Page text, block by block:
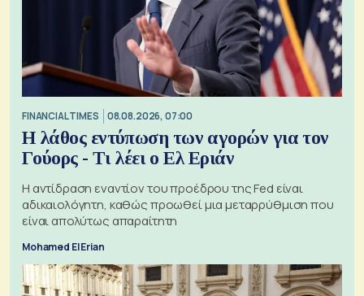
FINANCIAL TIMES 08.08.2026, 07:00
Η λάθος εντύπωση των αγορών για τον
Γούορς - Τι λέει ο Ελ Εριάν
Η αντίδραση εναντίον του προέδρου της Fed είναι
αδικαιολόγητη, καθώς προωθεί μια μεταρρύθμιση που
είναι απολύτως απαραίτητη
Mohamed El Erian